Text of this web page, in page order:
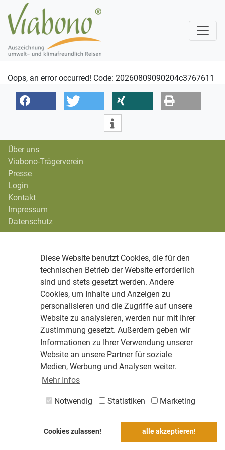
Diese Website benutzt Cookies, die für den
technischen Betrieb der Website erforderlich
sind und stets gesetzt werden. Andere
Cookies, um Inhalte und Anzeigen zu
personalisieren und die Zugriffe auf unsere
Website zu analysieren, werden nur mit Ihrer
Zustimmung gesetzt. Außerdem geben wir
Informationen zu Ihrer Verwendung unserer
Website an unsere Partner für soziale
Medien, Werbung und Analysen weiter.
Mehr Infos
Notwendig Statistiken Marketing
Cookies zulassen! alle akzeptieren!
Oops, an error occurred! Code: 20260809090204c3767611
Über uns
Viabono-Trägerverein
Presse
Login
Kontakt
Impressum
Datenschutz